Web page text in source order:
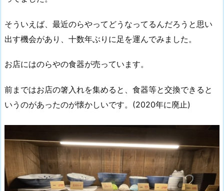
そういえば、最近のらやってどうなってるんだろうと思い
出す機会があり、十数年ぶりに足を運んでみました。
お店にはのらやの食器が売っています。
前まではお店の箸入れを集めると、食器等と交換できると
いうのがあったのが懐かしいです。(2020年に廃止)